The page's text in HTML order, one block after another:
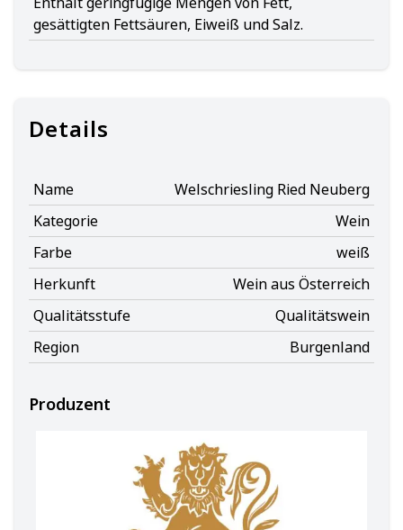
gesättigten Fettsäuren, Eiweiß und Salz.
Details
Name
Welschriesling Ried Neuberg
Kategorie
Wein
Farbe
weiß
Herkunft
Wein aus Österreich
Qualitätsstufe
Qualitätswein
Region
Burgenland
Produzent